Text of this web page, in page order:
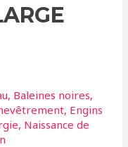
, Baleines noires,
, Engins
, Naissance de